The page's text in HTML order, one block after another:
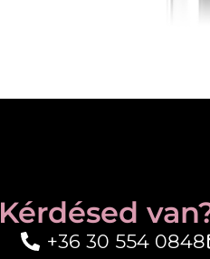
Kérdésed
+36 30 554 0848